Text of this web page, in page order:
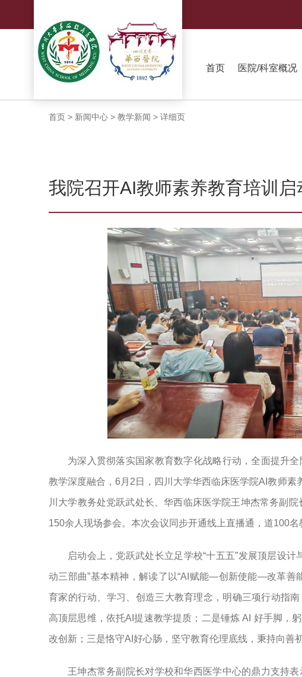
首页 医院/科室概况
首页 > 新闻中心 > 教学新闻 > 详细页
我院召开AI教师素养教育培训
为深入贯彻落实国家教育数字化战略行动，全面提升
教学深度融合，6月2日，四川大学华西临床医学院AI教师
川大学教务处党跃武处长、华西临床医学院王坤杰常务副
150余人现场参会。本次会议同步开通线上直播通，道100名
启动会上，党跃武处长立足学校“十五五”发展顶层设
动三部曲”基本精神，解读了以“AI赋能—创新使能—改革善
育家的行动、学习、创造三大教育理念，明确三项行动指
高顶层思维，依托AI提速教学提质；二是锤炼 AI 好手脚，
改创新；三是恪守AI好心肠，坚守教育伦理底线，秉持向善
王坤杰常务副院长对学校和华西医学中心的鼎力支持